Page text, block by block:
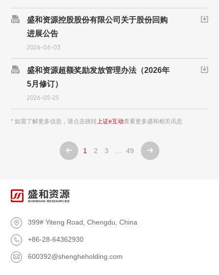

盛和资源控股股份有限公司关于股份回购
进展公告
2026-06-03


盛和资源超额奖励发放管理办法（2026年
5月修订）
2026-05-25

* 如需了解更多信息，请点击跳转上证e互动查看更多盛和相关讯息
 1 2 3 49 
 399# Yiteng Road, Chengdu, China
 +86-28-64362930
 600392@shengheholding.com